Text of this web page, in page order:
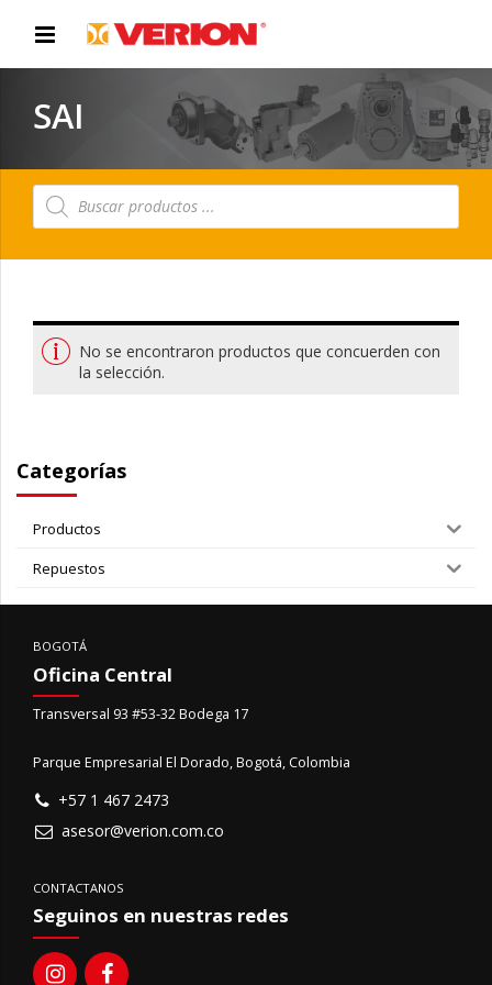
SAI
Búsqueda
de
No se encontraron productos que concuerden con
la selección.
Categorías
Productos
Repuestos
BOGOTÁ
Oficina Central
Transversal 93 #53-32 Bodega 17
Parque Empresarial El Dorado, Bogotá, Colombia
+57 1 467 2473
asesor@verion.com.co
CONTACTANOS
Seguinos en nuestras redes